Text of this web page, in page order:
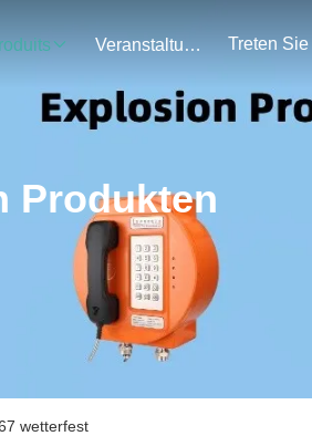
Veranstaltungen
Produkten
wetterfest